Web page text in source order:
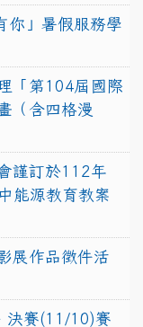
你」暑假服務學
「第104屆國際
（含四格漫
謹訂於112年
能源教育教案
展作品徵件活
決賽(11/10)賽